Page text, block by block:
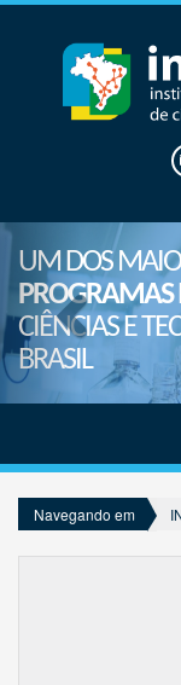
UM DOS
PROGRAMAS
CIÊNCIAS E
BRASIL
Navegando em